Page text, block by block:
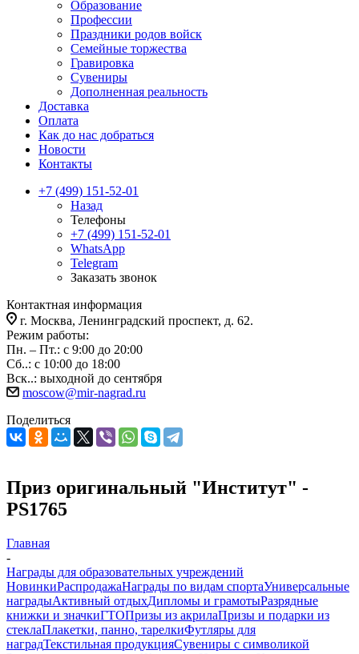
Образование
Профессии
Праздники родов войск
Семейные торжества
Гравировка
Сувениры
Дополненная реальность
Доставка
Оплата
Как до нас добраться
Новости
Контакты
+7 (499) 151-52-01
Назад
Телефоны
+7 (499) 151-52-01
WhatsApp
Telegram
Заказать звонок
Контактная информация
г. Москва, Ленинградский проспект, д. 62.
Режим работы:
Пн. – Пт.: с 9:00 до 20:00
Сб..: с 10:00 до 18:00
Вск..: выходной до сентября
moscow@mir-nagrad.ru
Поделиться
Приз оригинальный "Институт" -
PS1765
Главная
-
Награды для образовательных учреждений
НовинкиРаспродажаНаграды по видам спортаУниверсальные
наградыАктивный отдыхДипломы и грамотыРазрядные
книжки и значкиГТОПризы из акрилаПризы и подарки из
стеклаПлакетки, панно, тарелкиФутляры для
наградТекстильная продукцияСувениры с символикой